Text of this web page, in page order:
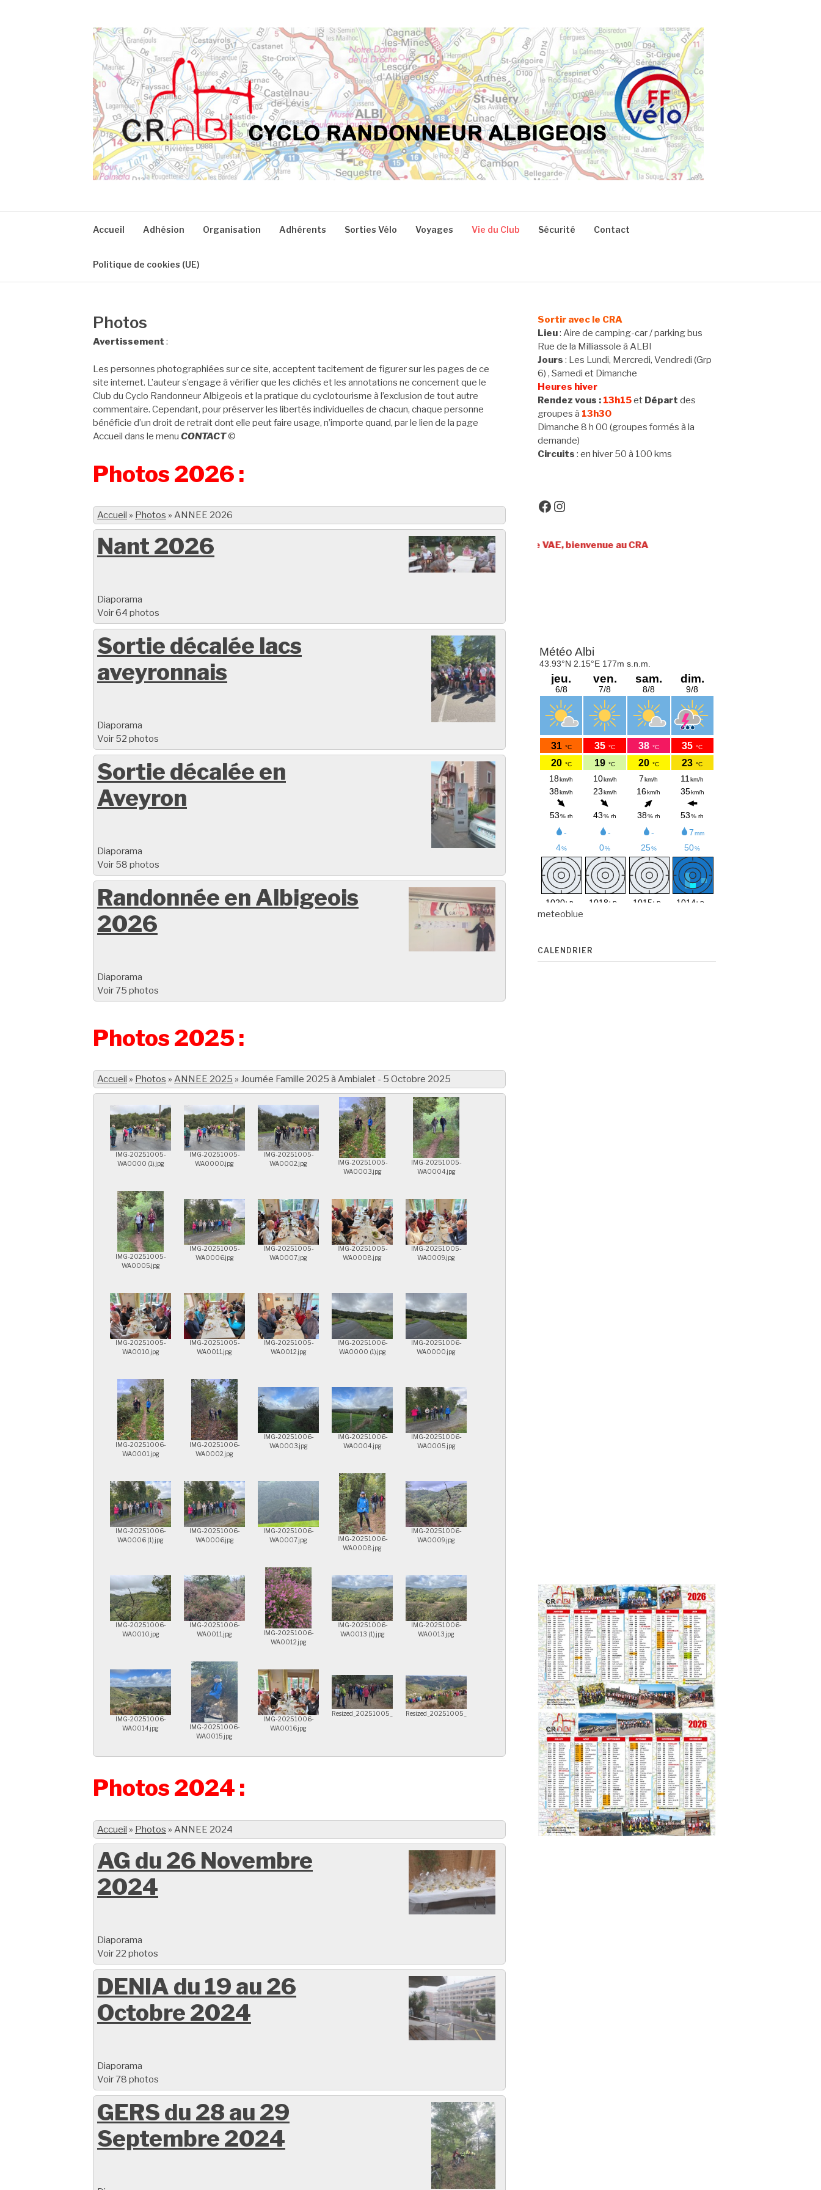
Accueil Adhésion Organisation Adhérents Sorties Vélo Voyages Vie du Club Sécurité Contact
Politique de cookies (UE)
Photos
Avertissement :
Les personnes photographiées sur ce site, acceptent tacitement de figurer sur les pages de ce
site internet. L’auteur s’engage à vérifier que les clichés et les annotations ne concernent que le
Club du Cyclo Randonneur Albigeois et la pratique du cyclotourisme à l’exclusion de tout autre
commentaire. Cependant, pour préserver les libertés individuelles de chacun, chaque personne
bénéficie d’un droit de retrait dont elle peut faire usage, n’importe quand, par le lien de la page
Accueil dans le menu CONTACT©
Photos 2026 :
Accueil » Photos » ANNEE 2026
Nant 2026
Diaporama
Voir 64 photos
Sortie décalée lacs
aveyronnais
Diaporama
Voir 52 photos
Sortie décalée en
Aveyron
Diaporama
Voir 58 photos
Randonnée en Albigeois
2026
Diaporama
Voir 75 photos
Photos 2025 :
Accueil » Photos » ANNEE 2025 » Journée Famille 2025 à Ambialet - 5 Octobre 2025
IMG-20251005-
WA0000 (1).jpg
IMG-20251005-
WA0000.jpg
IMG-20251005-
WA0002.jpg
IMG-20251005-
WA0003.jpg
IMG-20251005-
WA0004.jpg
IMG-20251005-
WA0005.jpg
IMG-20251005-
WA0006.jpg
IMG-20251005-
WA0007.jpg
IMG-20251005-
WA0008.jpg
IMG-20251005-
WA0009.jpg
IMG-20251005-
WA0010.jpg
IMG-20251005-
WA0011.jpg
IMG-20251005-
WA0012.jpg
IMG-20251006-
WA0000 (1).jpg
IMG-20251006-
WA0000.jpg
IMG-20251006-
WA0001.jpg
IMG-20251006-
WA0002.jpg
IMG-20251006-
WA0003.jpg
IMG-20251006-
WA0004.jpg
IMG-20251006-
WA0005.jpg
IMG-20251006-
WA0006 (1).jpg
IMG-20251006-
WA0006.jpg
IMG-20251006-
WA0007.jpg
IMG-20251006-
WA0008.jpg
IMG-20251006-
WA0009.jpg
IMG-20251006-
WA0010.jpg
IMG-20251006-
WA0011.jpg
IMG-20251006-
WA0012.jpg
IMG-20251006-
WA0013 (1).jpg
IMG-20251006-
WA0013.jpg
IMG-20251006-
WA0014.jpg
IMG-20251006-
WA0015.jpg
IMG-20251006-
WA0016.jpg
Resized_20251005_110018_92881.jpgResized_20251005_111530_35381.jpg
Photos 2024 :
Accueil » Photos » ANNEE 2024
AG du 26 Novembre
2024
Diaporama
Voir 22 photos
DENIA du 19 au 26
Octobre 2024
Diaporama
Voir 78 photos
GERS du 28 au 29
Septembre 2024
Sortir avec le CRA
Lieu: Aire de camping-car / parking bus
Rue de la Milliassole à ALBI
Jours : Les Lundi, Mercredi, Vendredi (Grp
6) , Samedi et Dimanche
Heures hiver
Rendez vous : 13h15et Départ des
groupes à 13h30
Dimanche 8 h 00 (groupes formés à la
demande)
Circuits : en hiver 50 à 100 kms
Facebook
Instagram
Utilisateurs de VAE, bienvenue au CRA
meteoblue
CALENDRIER